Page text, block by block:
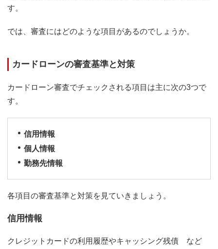
す。
では、審査にはどのような項目があるのでしょうか。
カードローンの審査基準と対策
カードローン審査でチェックされる項目は主に次の3つで
す。
信用情報
個人情報
勤務先情報
各項目の審査基準と対策を見ていきましょう。
信用情報
クレジットカードの利用履歴やキャッシング残債 など